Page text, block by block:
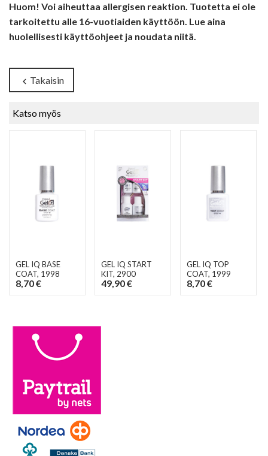
Huom! Voi aiheuttaa allergisen reaktion. Tuotetta ei ole
tarkoitettu alle 16-vuotiaiden käyttöön. Lue aina
huolellisesti käyttöohjeet ja noudata niitä.
chevron_left Takaisin
Katso myös
GEL IQ BASE
COAT, 1998
8,70 €
GEL IQ START
KIT, 2900
49,90 €
GEL IQ TOP
COAT, 1999
8,70 €